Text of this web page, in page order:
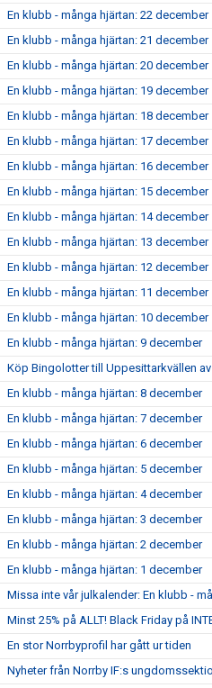
En klubb - många hjärtan: 22 december
En klubb - många hjärtan: 21 december
En klubb - många hjärtan: 20 december
En klubb - många hjärtan: 19 december
En klubb - många hjärtan: 18 december
En klubb - många hjärtan: 17 december
En klubb - många hjärtan: 16 december
En klubb - många hjärtan: 15 december
En klubb - många hjärtan: 14 december
En klubb - många hjärtan: 13 december
En klubb - många hjärtan: 12 december
En klubb - många hjärtan: 11 december
En klubb - många hjärtan: 10 december
En klubb - många hjärtan: 9 december
Köp Bingolotter till Uppesittarkvällen av
En klubb - många hjärtan: 8 december
En klubb - många hjärtan: 7 december
En klubb - många hjärtan: 6 december
En klubb - många hjärtan: 5 december
En klubb - många hjärtan: 4 december
En klubb - många hjärtan: 3 december
En klubb - många hjärtan: 2 december
En klubb - många hjärtan: 1 december
Missa inte vår julkalender: En klubb -
Minst 25% på ALLT! Black Friday på
En stor Norrbyprofil har gått ur tiden
Nyheter från Norrby IF:s